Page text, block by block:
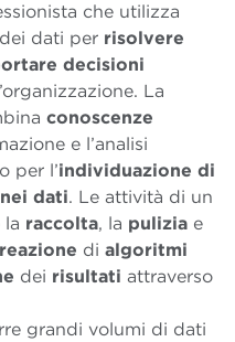
che utilizza
dati per risolvere
decisioni
La
conoscenze
e l’analisi
per l’individuazione di
dati. Le attività di un
la raccolta, la pulizia e
di algoritmi
dei risultati attraverso
grandi volumi di dati